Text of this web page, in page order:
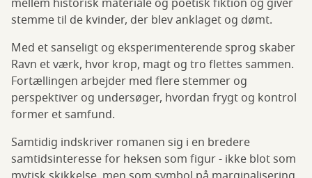
mellem historisk materiale og poetisk fiktion og giver
stemme til de kvinder, der blev anklaget og dømt.
Med et sanseligt og eksperimenterende sprog skaber
Ravn et værk, hvor krop, magt og tro flettes sammen.
Fortællingen arbejder med flere stemmer og
perspektiver og undersøger, hvordan frygt og kontrol
former et samfund.
Samtidig indskriver romanen sig i en bredere
samtidsinteresse for heksen som figur - ikke blot som